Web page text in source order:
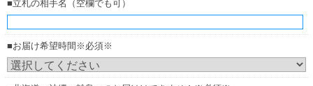
■立札の相手名（空欄でも可）
■お届け希望時間※必須※